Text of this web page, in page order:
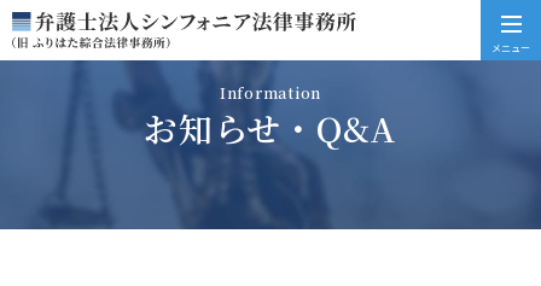
メニュー
Information
お知らせ・Q&A